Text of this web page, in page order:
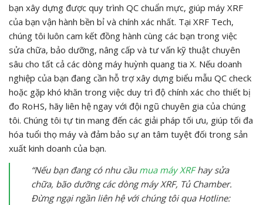
bạn xây dựng được quy trình QC chuẩn mực, giúp máy XRF
của bạn vận hành bền bỉ và chính xác nhất. Tại XRF Tech,
chúng tôi luôn cam kết đồng hành cùng các bạn trong việc
sửa chữa, bảo dưỡng, nâng cấp và tư vấn kỹ thuật chuyên
sâu cho tất cả các dòng máy huỳnh quang tia X. Nếu doanh
nghiệp của bạn đang cần hỗ trợ xây dựng biểu mẫu QC check
hoặc gặp khó khăn trong việc duy trì độ chính xác cho thiết bị
đo RoHS, hãy liên hệ ngay với đội ngũ chuyên gia của chúng
tôi. Chúng tôi tự tin mang đến các giải pháp tối ưu, giúp tối đa
hóa tuổi thọ máy và đảm bảo sự an tâm tuyệt đối trong sản
xuất kinh doanh của bạn.
“Nếu bạn đang có nhu cầu mua máy XRFhay sửa
chữa, bão dưỡng các dòng máy XRF, Tủ Chamber.
Đừng ngại ngần liên hệ với chúng tôi qua Hotline: